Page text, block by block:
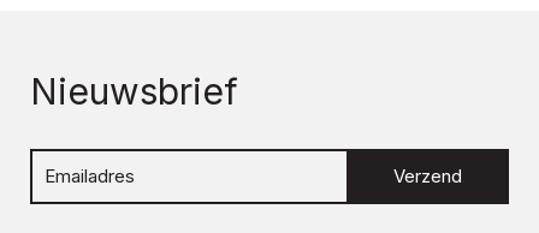
Nieuwsbrief
Verzend